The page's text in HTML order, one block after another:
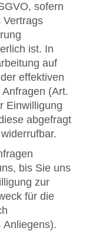
sofern
Vertrags
ist. In
auf
effektiven
(Art.
Einwilligung
abgefragt
bis Sie uns
zur
für die
Anliegens).